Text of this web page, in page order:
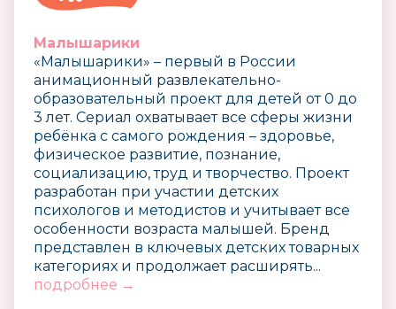
Малышарики
«Малышарики» – первый в России
анимационный развлекательно-
образовательный проект для детей от 0 до
3 лет. Сериал охватывает все сферы жизни
ребёнка с самого рождения – здоровье,
физическое развитие, познание,
социализацию, труд и творчество. Проект
разработан при участии детских
психологов и методистов и учитывает все
особенности возраста малышей. Бренд
представлен в ключевых детских товарных
категориях и продолжает расширять...
подробнее →